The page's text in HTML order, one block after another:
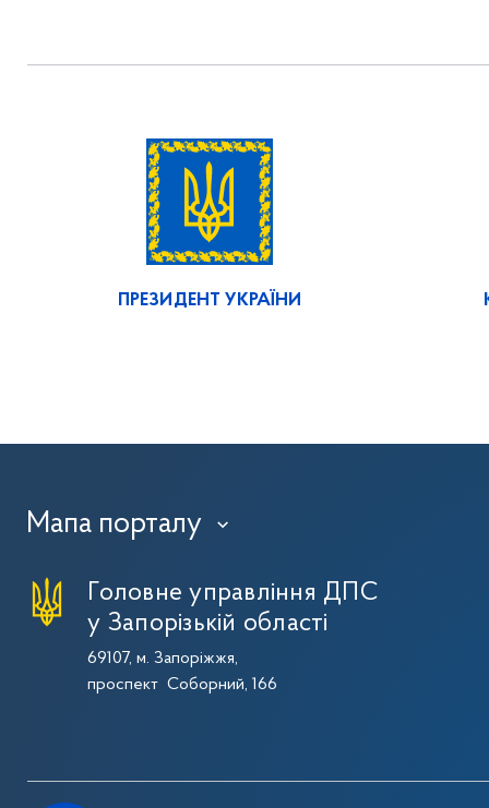
ПРЕЗИДЕНТ УКРАЇНИ
Мапа порталу ›
Головне управління ДПС
у Запорізькій області
69107, м. Запоріжжя,
проспект Соборний, 166